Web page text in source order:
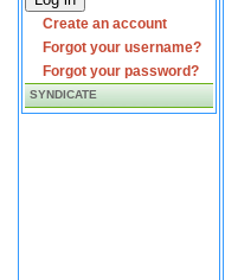
Create an account
Forgot your username?
Forgot your password?
SYNDICATE